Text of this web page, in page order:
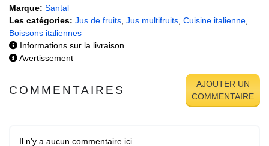
Marque: Santal
Les catégories: Jus de fruits Jus multifruits Cuisine italienne
Boissons italiennes
Informations sur la livraison
Avertissement
COMMENTAIRES
AJOUTER UN
COMMENTAIRE
Il n'y a aucun commentaire ici